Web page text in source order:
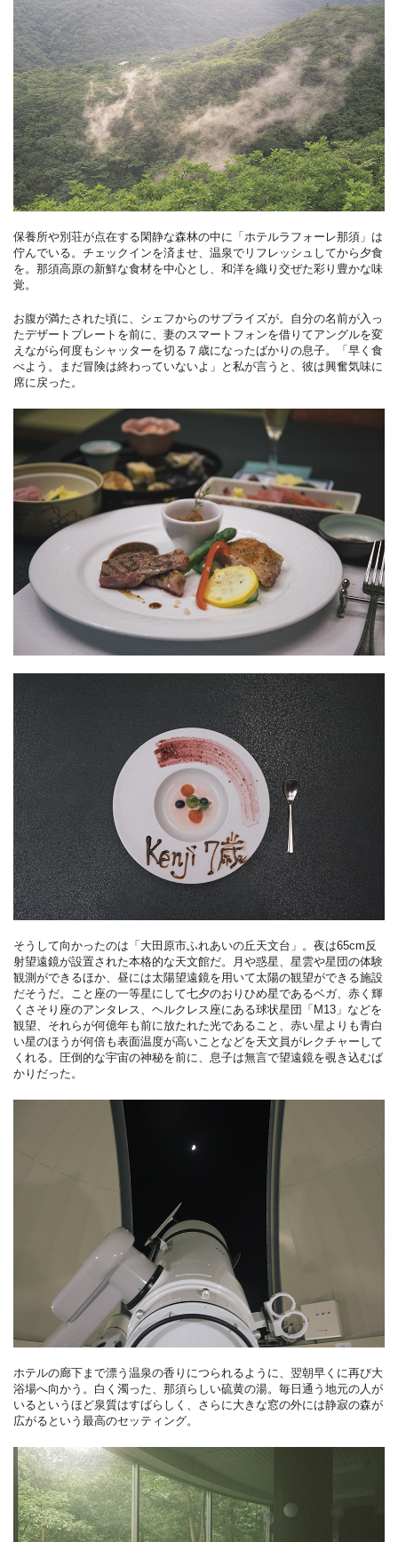
保養所や別荘が点在する閑静な森林の中に「ホテルラフォーレ那須」は
佇んでいる。チェックインを済ませ、温泉でリフレッシュしてから夕食
を。那須高原の新鮮な食材を中心とし、和洋を織り交ぜた彩り豊かな味
覚。
お腹が満たされた頃に、シェフからのサプライズが。自分の名前が入っ
たデザートプレートを前に、妻のスマートフォンを借りてアングルを変
えながら何度もシャッターを切る７歳になったばかりの息子。「早く食
べよう。まだ冒険は終わっていないよ」と私が言うと、彼は興奮気味に
席に戻った。
そうして向かったのは「大田原市ふれあいの丘天文台」。夜は65cm反
射望遠鏡が設置された本格的な天文館だ。月や惑星、星雲や星団の体験
観測ができるほか、昼には太陽望遠鏡を用いて太陽の観望ができる施設
だそうだ。こと座の一等星にして七夕のおりひめ星であるベガ、赤く輝
くさそり座のアンタレス、ヘルクレス座にある球状星団「M13」などを
観望、それらが何億年も前に放たれた光であること、赤い星よりも青白
い星のほうが何倍も表面温度が高いことなどを天文員がレクチャーして
くれる。圧倒的な宇宙の神秘を前に、息子は無言で望遠鏡を覗き込むば
かりだった。
ホテルの廊下まで漂う温泉の香りにつられるように、翌朝早くに再び大
浴場へ向かう。白く濁った、那須らしい硫黄の湯。毎日通う地元の人が
いるというほど泉質はすばらしく、さらに大きな窓の外には静寂の森が
広がるという最高のセッティング。